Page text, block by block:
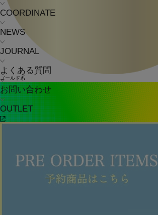
COORDINATE
NEWS
JOURNAL
よくある質問
お問い合わせ
OUTLET
ゴールド系